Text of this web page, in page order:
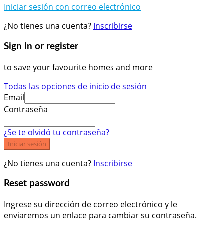
Iniciar sesión con correo electrónico
¿No tienes una cuenta? Inscribirse
Sign in or register
to save your favourite homes and more
Todas las opciones de inicio de sesión
Email
Contraseña
¿Se te olvidó tu contraseña?
Iniciar sesión
¿No tienes una cuenta? Inscribirse
Reset password
Ingrese su dirección de correo electrónico y le
enviaremos un enlace para cambiar su contraseña.